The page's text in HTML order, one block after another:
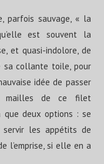
parfois sauvage, « la
est souvent la
et quasi-indolore, de
sa collante toile, pour
idée de passer
mailles de ce filet
que deux options : se
servir les appétits de
l’emprise, si elle en a